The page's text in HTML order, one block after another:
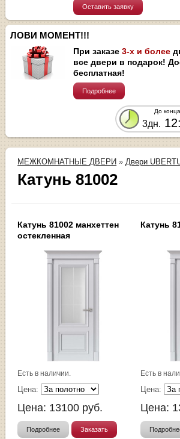
Оставить заявку
ЛОВИ МОМЕНТ!!!
При заказе3-х и более
все двери в подарок!
бесплатная!
Подробнее
До
3дн.
МЕЖКОМНАТНЫЕ ДВЕРИ » Двери
Катунь 81002
Катунь 81002 манхеттен
остекленная
Есть в наличии.
Цена:
Цена: 13100 руб.
Подробнее Заказать
Катунь
Есть в
Цена:
Цена: